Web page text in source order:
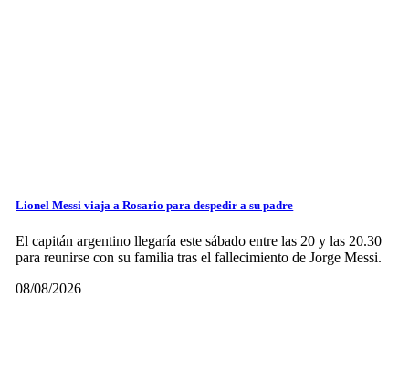
Lionel Messi viaja a Rosario para despedir a su padre
El capitán argentino llegaría este sábado entre las 20 y las 20.30
para reunirse con su familia tras el fallecimiento de Jorge Messi.
08/08/2026